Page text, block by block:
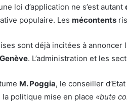
loi d’application ne s’est autant
populaire. Les mécontents
sont déjà incitées à annoncer
. L’administration et les
M. Poggia, le conseiller
la politique mise en place «bute